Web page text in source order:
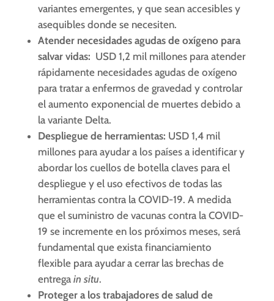
variantes emergentes, y que sean accesibles y
asequibles donde se necesiten.
Atender necesidades agudas de oxígeno para
salvar vidas: USD 1,2 mil millones para atender
rápidamente necesidades agudas de oxígeno
para tratar a enfermos de gravedad y controlar
el aumento exponencial de muertes debido a
la variante Delta.
Despliegue de herramientas: USD 1,4 mil
millones para ayudar a los países a identificar y
abordar los cuellos de botella claves para el
despliegue y el uso efectivos de todas las
herramientas contra la COVID-19. A medida
que el suministro de vacunas contra la COVID-
19 se incremente en los próximos meses, será
fundamental que exista financiamiento
flexible para ayudar a cerrar las brechas de
entrega in situ.
Proteger a los trabajadores de salud de